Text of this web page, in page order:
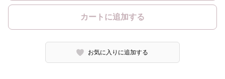
カートに追加する
お気に入りに追加する